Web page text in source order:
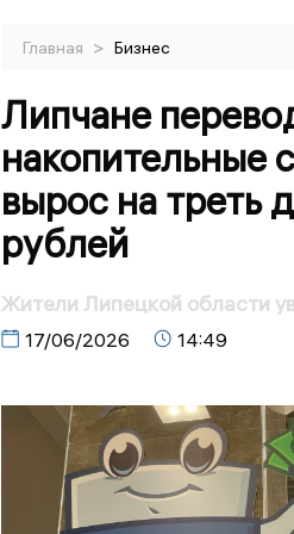
Главная > Бизнес
Липчане
накопительные
вырос на треть
рублей
Жители Липецкой области
17/06/2026 14:49